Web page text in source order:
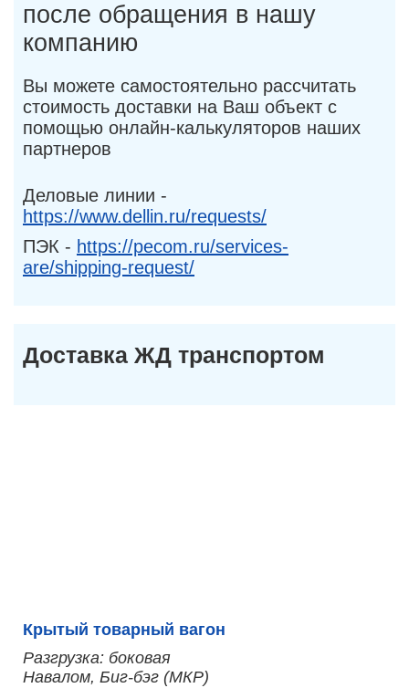
после обращения в нашу
компанию
Вы можете самостоятельно рассчитать
стоимость доставки на Ваш объект с
помощью онлайн-калькуляторов наших
партнеров
Деловые линии -
https://www.dellin.ru/requests/
ПЭК - https://pecom.ru/services-
are/shipping-request/
Доставка ЖД транспортом
Крытый товарный вагон
Разгрузка: боковая
Навалом, Биг-бэг (МКР)